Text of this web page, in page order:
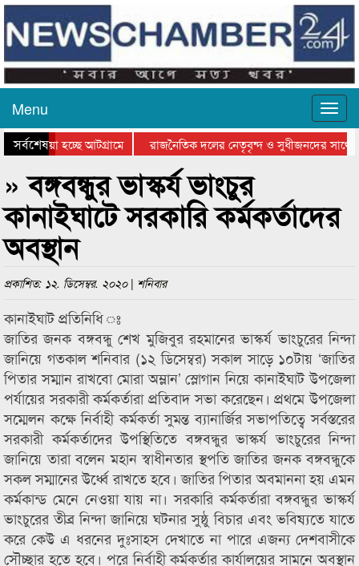
Menu
সর্বশেষ
যাওয়া হচ্ছে আটগ্রামে
রাজনৈতিক দলের নেতৃবৃন্দ ও সুধীজনদের সাথে
সিলেটে বাংলাদেশ গ্রুপ থিয়েটার
» বঙ্গবন্ধুর ভাস্কর্য ভাংচুর
কানাইঘাটে সরকারি কর্মকর্তাদের
অবস্থান
প্রকাশিত: ১২. ডিসেম্বর. ২০২০ | শনিবার
কানাইঘাট প্রতিনিধি ঃ
জাতির জনক বঙ্গবন্ধু শেখ মুজিবুর রহমানের ভাস্কর্য ভাংচুরের নিন্দা
জানিয়ে গতকাল শনিবার (১২ ডিসেম্বর) সকাল সাড়ে ১০টায় ‘জাতির
পিতার সম্মান রাখবো মোরা অম্লান’ স্লোগান নিয়ে কানাইঘাট উপজেলা
পর্যায়ের সরকারী কর্মকর্তারা প্রতিবাদ সভা করেছেন। প্রথমে উপজেলা
সম্মেলন কক্ষে নির্বাহী কর্মকর্তা সুমন্ত ব্যানার্জির সভাপতিত্বে সর্বস্তরের
সরকারী কর্মকর্তাদের উপস্থিতিতে বঙ্গবন্ধুর ভাস্কর্য ভাংচুরের নিন্দা
জানিয়ে তারা বলেন মহান স্বাধীনতার স্থপতি জাতির জনক বঙ্গবন্ধুকে
সকল সম্মানের উর্ধ্বে রাখতে হবে। জাতির পিতার অবমাননা হয় এমন
কর্মকান্ড মেনে নেওয়া যায় না। সরকারি কর্মকর্তারা বঙ্গবন্ধুর ভাস্কর্য
ভাংচুরের তীব্র নিন্দা জানিয়ে ঘটনার সুষ্ঠু বিচার এবং ভবিষ্যতে যাতে
করে কেউ এ ধরনের দুঃসাহস দেখাতে না পারে এজন্য দেশবাসীকে
সৌচ্ছার হতে হবে। পরে নির্বাহী কর্মকর্তার কার্যালয়ের সামনে অবস্থান